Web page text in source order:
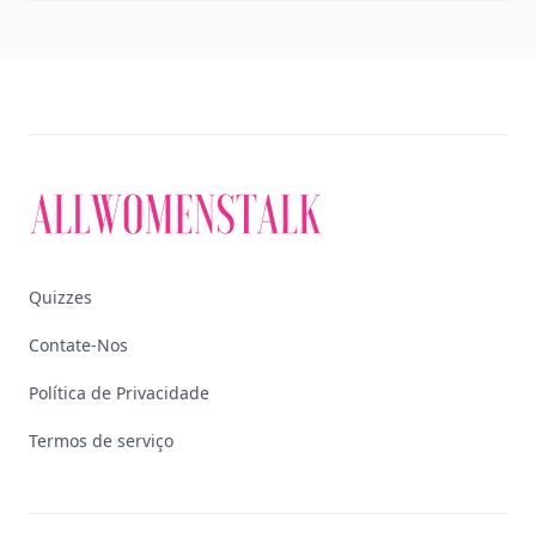
Quizzes
Contate-Nos
Política de Privacidade
Termos de serviço